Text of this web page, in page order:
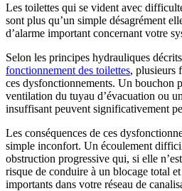
Les toilettes qui se vident avec
sont plus qu’un simple désagrément
d’alarme important concernant votre
Selon les principes hydrauliques
fonctionnement des toilettes, plusieurs
ces dysfonctionnements. Un bouchon
ventilation du tuyau d’évacuation ou
insuffisant peuvent significativement
Les conséquences de ces
simple inconfort. Un écoulement
obstruction progressive qui, si elle
risque de conduire à un blocage total
importants dans votre réseau de